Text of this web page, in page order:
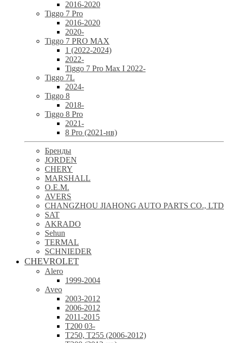
2016-2020
Tiggo 7 Pro
2016-2020
2020-
Tiggo 7 PRO MAX
1 (2022-2024)
2022-
Tiggo 7 Pro Max I 2022-
Tiggo 7L
2024-
Tiggo 8
2018-
Tiggo 8 Pro
2021-
8 Pro (2021-нв)
Бренды
JORDEN
CHERY
MARSHALL
O.E.M.
AVERS
CHANGZHOU JIAHONG AUTO PARTS CO., LTD
SAT
AKRADO
Sehun
TERMAL
SCHNIEDER
CHEVROLET
Alero
1999-2004
Aveo
2003-2012
2006-2012
2011-2015
T200 03-
T250, T255 (2006-2012)